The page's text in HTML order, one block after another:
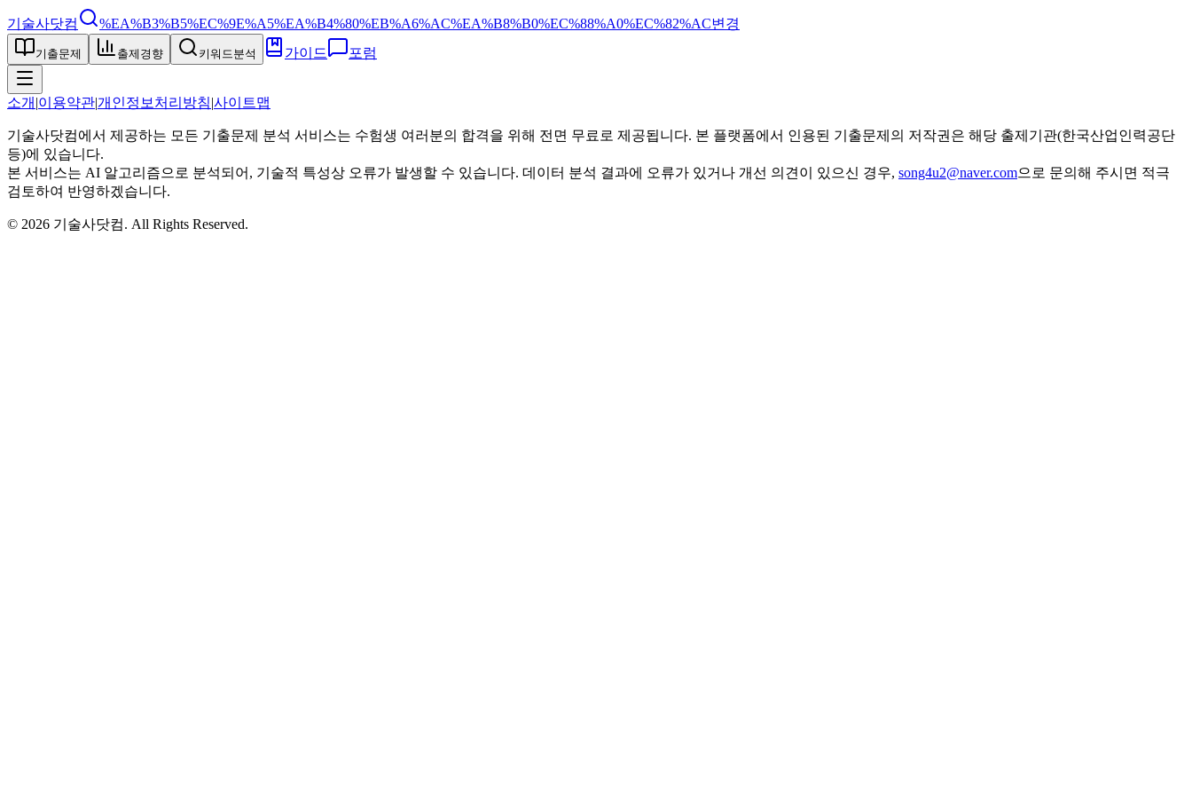
기술사닷컴 %EA%B3%B5%EC%9E%A5%EA%B4%80%EB%A6%AC%EA%B8%B0%EC%88%A0%EC%82%AC변경
기출문제 출제경향 키워드분석 가이드 포럼
소개 |이용약관|개인정보처리방침|사이트맵
기술사닷컴에서 제공하는 모든 기출문제 분석 서비스는 수험생 여러분의 합격을 위해 전면 무료로 제공됩니다. 본 플랫폼에서 인용된 기출문제의 저작권은 해당 출제기관(한국산업인력공단
등)에 있습니다.
본 서비스는 AI 알고리즘으로 분석되어, 기술적 특성상 오류가 발생할 수 있습니다. 데이터 분석 결과에 오류가 있거나 개선 의견이 있으신 경우, song4u2@naver.com으로 문의해 주시면 적극
검토하여 반영하겠습니다.
© 2026 기술사닷컴. All Rights Reserved.